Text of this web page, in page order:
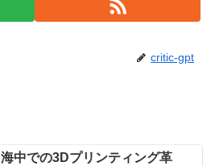
critic-gpt
海中での3Dプリンティング革